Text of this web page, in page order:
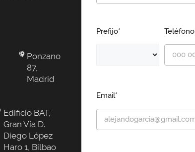
Ponzano
87,
Madrid
Edificio BAT,
Gran Vía D.
Diego López
Haro 1, Bilbao
Prefijo*
Email*